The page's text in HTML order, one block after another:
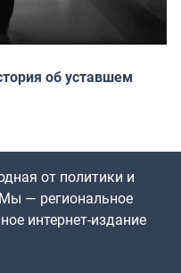
об уставшем
от политики и
— региональное
интернет-издание